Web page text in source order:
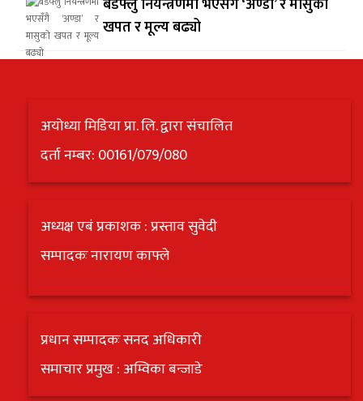
बर्डफ्लु नियन्त्रणमा भएसँगै ‘अण्डा’ र मासुको
खपत र मूल्य बढ्यो
अयोध्या मिडिया प्रा. लि. द्वारा संचालित
दर्ता नम्बर: 00161/079/080
अध्यक्ष एबं प्रकाशक : प्रस्ताव सुवेदी
सम्पादकः नारायण काफ्ले
प्रधान सम्पादकः सनद अधिकारी
समाचार प्रमुख : अम्विका बन्जाडे